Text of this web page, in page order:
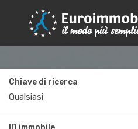
Chiave di ricerca